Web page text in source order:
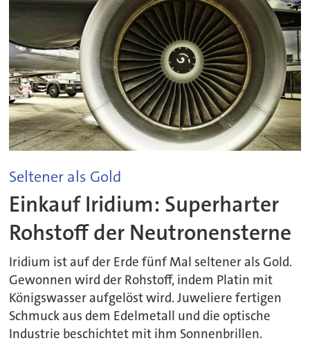
Seltener als Gold
Einkauf Iridium: Superharter
Rohstoff der Neutronensterne
Iridium ist auf der Erde fünf Mal seltener als Gold.
Gewonnen wird der Rohstoff, indem Platin mit
Königswasser aufgelöst wird. Juweliere fertigen
Schmuck aus dem Edelmetall und die optische
Industrie beschichtet mit ihm Sonnenbrillen.